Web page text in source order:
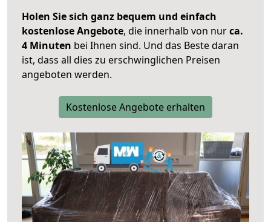
Holen Sie sich ganz bequem und einfach
kostenlose Angebote, die innerhalb von nurca.
4 Minuten bei Ihnen sind. Und das Beste daran
ist, dass all dies zu erschwinglichen Preisen
angeboten werden.
Kostenlose Angebote erhalten